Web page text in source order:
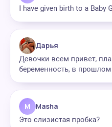
I have given birth to a Baby
Дарья
Девочки всем привет,
беременность, в
M Masha
Это слизистая пробка?